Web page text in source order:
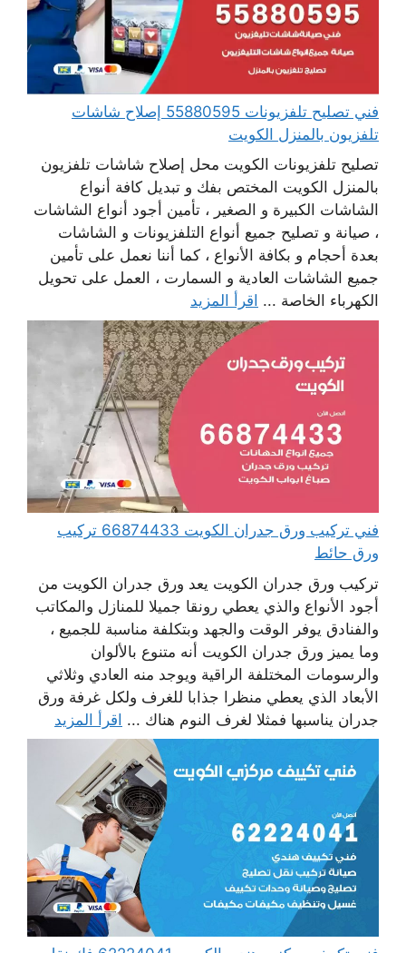
فني تصليح تلفزيونات 55880595 إصلاح شاشات
تلفزيون بالمنزل الكويت
تصليح تلفزيونات الكويت محل إصلاح شاشات تلفزيون
بالمنزل الكويت المختص بفك و تبديل كافة أنواع
الشاشات الكبيرة و الصغير ، تأمين أجود أنواع الشاشات
، صيانة و تصليح جميع أنواع التلفزيونات و الشاشات
بعدة أحجام و بكافة الأنواع ، كما أننا نعمل على تأمين
جميع الشاشات العادية و السمارت ، العمل على تحويل
الكهرباء الخاصة ... اقرأ المزيد
فني تركيب ورق جدران الكويت 66874433 تركيب
ورق حائط
تركيب ورق جدران الكويت يعد ورق جدران الكويت من
أجود الأنواع والذي يعطي رونقا جميلا للمنازل والمكاتب
والفنادق يوفر الوقت والجهد وبتكلفة مناسبة للجميع ،
وما يميز ورق جدران الكويت أنه متنوع بالألوان
والرسومات المختلفة الراقية ويوجد منه العادي وثلاثي
الأبعاد الذي يعطي منظرا جذابا للغرف ولكل غرفة ورق
جدران يناسبها فمثلا لغرف النوم هناك ... اقرأ المزيد